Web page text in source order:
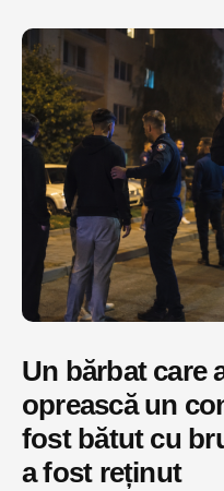
Un bărbat care
oprească un
fost bătut cu
a fost reținut